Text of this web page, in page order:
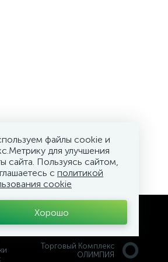
файлы cookie и
для улучшения
сайта. Пользуясь сайтом,
с политикой
cookie
Хорошо
Торговый Комплекс
ОЛИМПИЯ